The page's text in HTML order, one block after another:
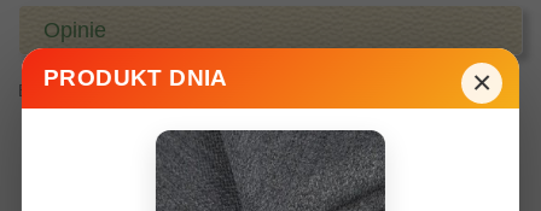
Opinie
Brak komentarzy od klienta w tym momencie. ×
PRODUKT DNIA